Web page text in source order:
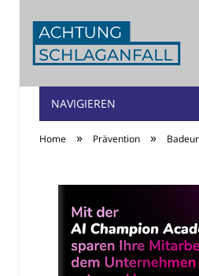
NAVIGIEREN
Home » Prävention »